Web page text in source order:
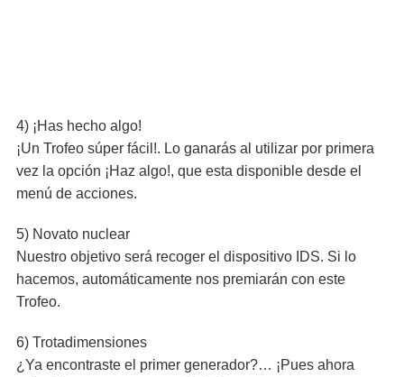
4) ¡Has hecho algo!
¡Un Trofeo súper fácil!. Lo ganarás al utilizar por primera
vez la opción ¡Haz algo!, que esta disponible desde el
menú de acciones.
5) Novato nuclear
Nuestro objetivo será recoger el dispositivo IDS. Si lo
hacemos, automáticamente nos premiarán con este
Trofeo.
6) Trotadimensiones
¿Ya encontraste el primer generador?… ¡Pues ahora